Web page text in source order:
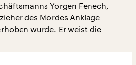
Yorgen Fenech,
des Mordes Anklage
wurde. Er weist die